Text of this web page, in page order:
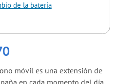
de la batería
móvil es una extensión de
en cada momento del día,